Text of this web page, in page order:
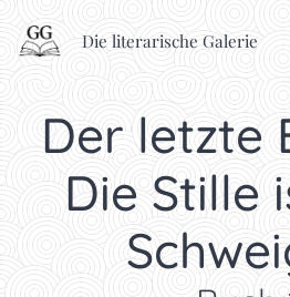
Die literarische Galerie
Der letzte
Die Stille